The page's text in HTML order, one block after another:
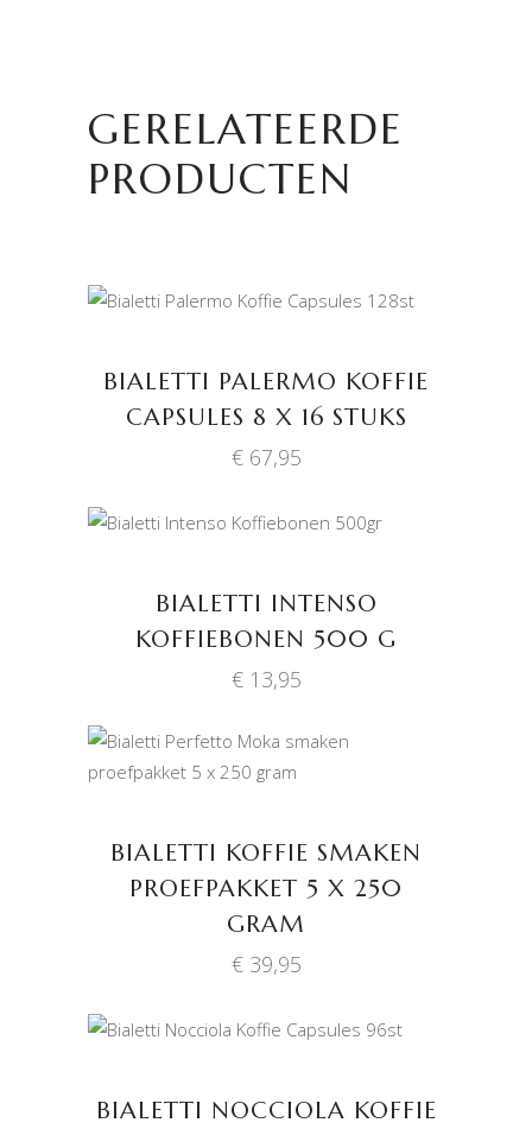
GERELATEERDE
PRODUCTEN
BIALETTI PALERMO KOFFIE
CAPSULES 8 X 16 STUKS
€67,95
BIALETTI INTENSO
KOFFIEBONEN 500 G
€13,95
TOEVOEGEN AAN
WINKELWAGEN
BIALETTI KOFFIE SMAKEN
PROEFPAKKET 5 X 250
GRAM
€39,95
BIALETTI NOCCIOLA KOFFIE